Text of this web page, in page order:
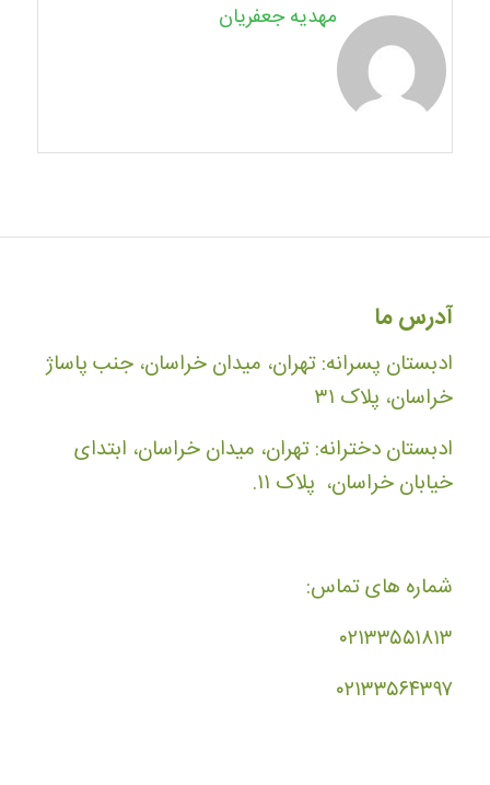
مهدیه جعفریان
آدرس ما
ادبستان پسرانه: تهران، میدان خراسان، جنب پاساژ
خراسان، پلاک ۳۱
ادبستان دخترانه: تهران، میدان خراسان، ابتدای
خیابان خراسان، پلاک ۱۱.
شماره های تماس:
۰۲۱۳۳۵۵۱۸۱۳
۰۲۱۳۳۵۶۴۳۹۷